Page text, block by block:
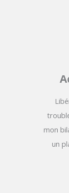
mon
un